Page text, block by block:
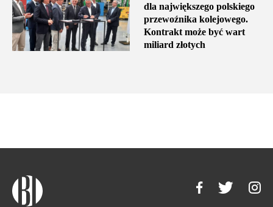
dla największego polskiego
przewoźnika kolejowego.
Kontrakt może być wart
miliard złotych